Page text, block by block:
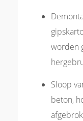
worden
Sloop
beton,